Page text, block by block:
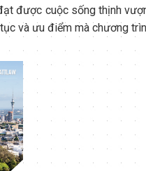
được cuộc sống thịnh
và ưu điểm mà chương